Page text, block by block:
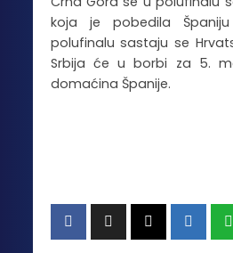
koja je pobedila
polufinalu sastaju se
Srbija će u borbi za 5.
domaćina Španije.